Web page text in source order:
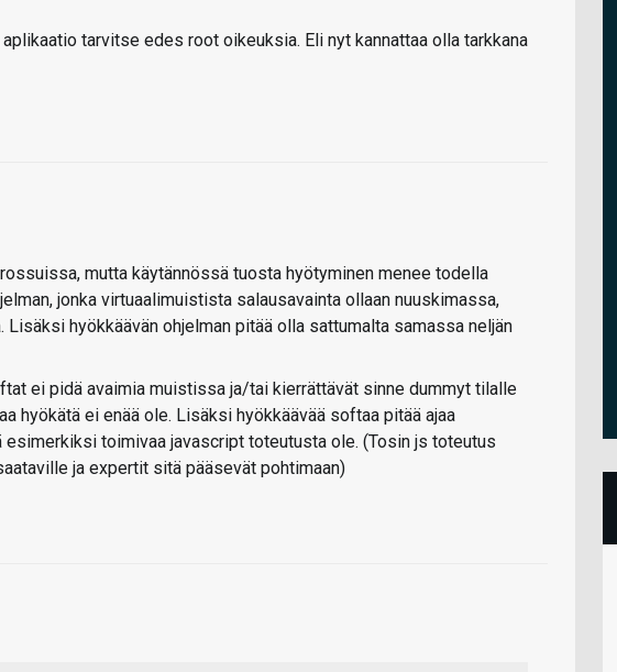
tarvitse edes root oikeuksia. Eli nyt kannattaa olla tarkkana
mutta käytännössä tuosta hyötyminen menee todella
jonka virtuaalimuistista salausavainta ollaan nuuskimassa,
hyökkäävän ohjelman pitää olla sattumalta samassa neljän
ei pidä avaimia muistissa ja/tai kierrättävät sinne dummyt tilalle
hyökätä ei enää ole. Lisäksi hyökkäävää softaa pitää ajaa
toimivaa javascript toteutusta ole. (Tosin js toteutus
ja expertit sitä pääsevät pohtimaan)